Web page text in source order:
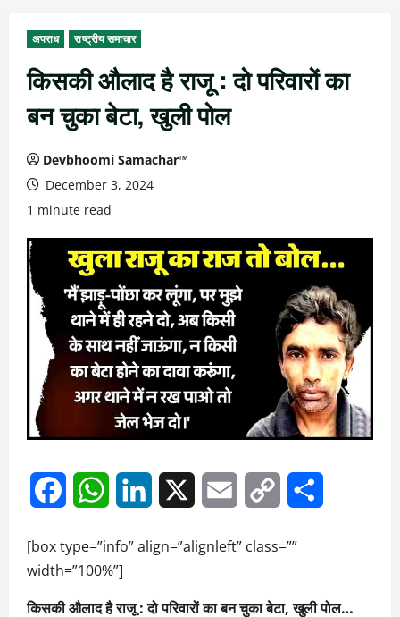
अपराध राष्ट्रीय समाचार
किसकी औलाद है राजू : दो परिवारों का
बन चुका बेटा, खुली पोल
Devbhoomi Samachar™
December 3, 2024
1 minute read
FacebookWhatsAppLinkedIn Email
Copy
[box type=”info” align=”alignleft” class=””
width=”100%”]
किसकी औलाद है राजू : दो परिवारों का बन चुका बेटा, खुली पोल…